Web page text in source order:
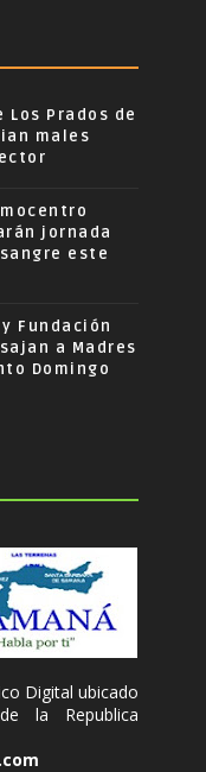
Prados de
males
jornada
este
Fundación
a Madres
Domingo
Digital ubicado
la Republica